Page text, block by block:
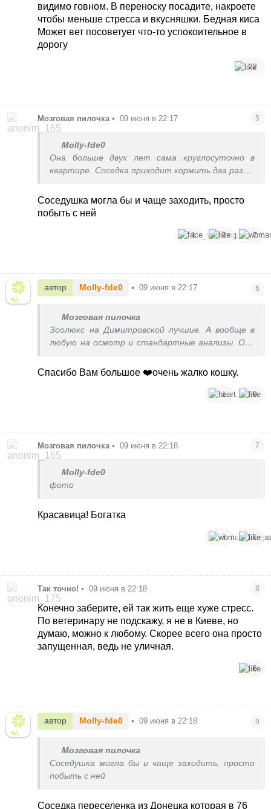
видимо говном. В переноску посадите, накроете
чтобы меньше стресса и вкусняшки. Бедная киса
Может вет посоветует что-то успокоительное в
дорогу
22
Мозговая пилочка • 09 июня в 22:17 5
Molly-fde0
Она больше двух лет сама круглосуточно в
квартире. Соседка приходит кормить два раза в
Соседушка могла бы и чаще заходить, просто
побыть с ней
1 2 7
автор Molly-fde0 • 09 июня в 22:17 6
Мозговая пилочка
Зоолюкс на Димитровской лучшие. А вообще в
любую на осмотр и стандартные анализы. Она
видимо говном. В переноску посадите, накроете
чтобы меньше стресса и вкусняшки. Бедная киса
Может вет посоветует что-то
Спасибо Вам большое ❤️очень жалко кошку.
1 9
Мозговая пилочка • 09 июня в 22:18 7
Molly-fde0
фото
Красавица! Богатка
1 1
Так точно! • 09 июня в 22:18 8
Конечно заберите, ей так жить еще хуже стресс.
По ветеринару не подскажу, я не в Киеве, но
думаю, можно к любому. Скорее всего она просто
запущенная, ведь не уличная.
6
автор Molly-fde0 • 09 июня в 22:18 9
Мозговая пилочка
Соседушка могла бы и чаще заходить, просто
побыть с ней
Соседка переселенка из Донецка которая в 76